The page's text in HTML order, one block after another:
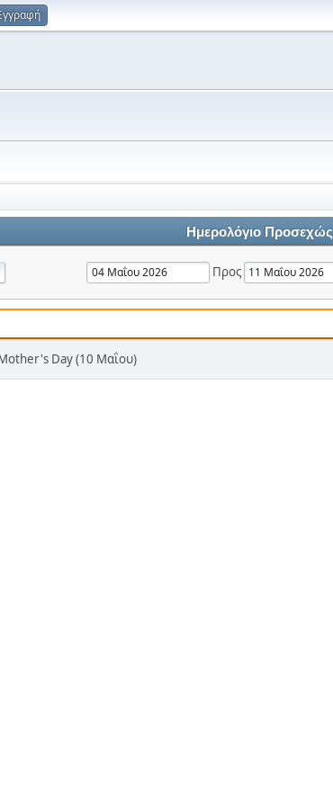
Ημερολόγιο Προσεχώς
Προς
Day (10 Μαΐου)